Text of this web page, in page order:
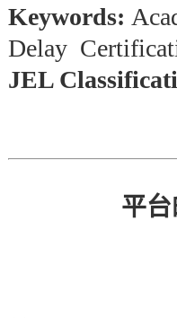
Keywords:
Delay
JEL
平